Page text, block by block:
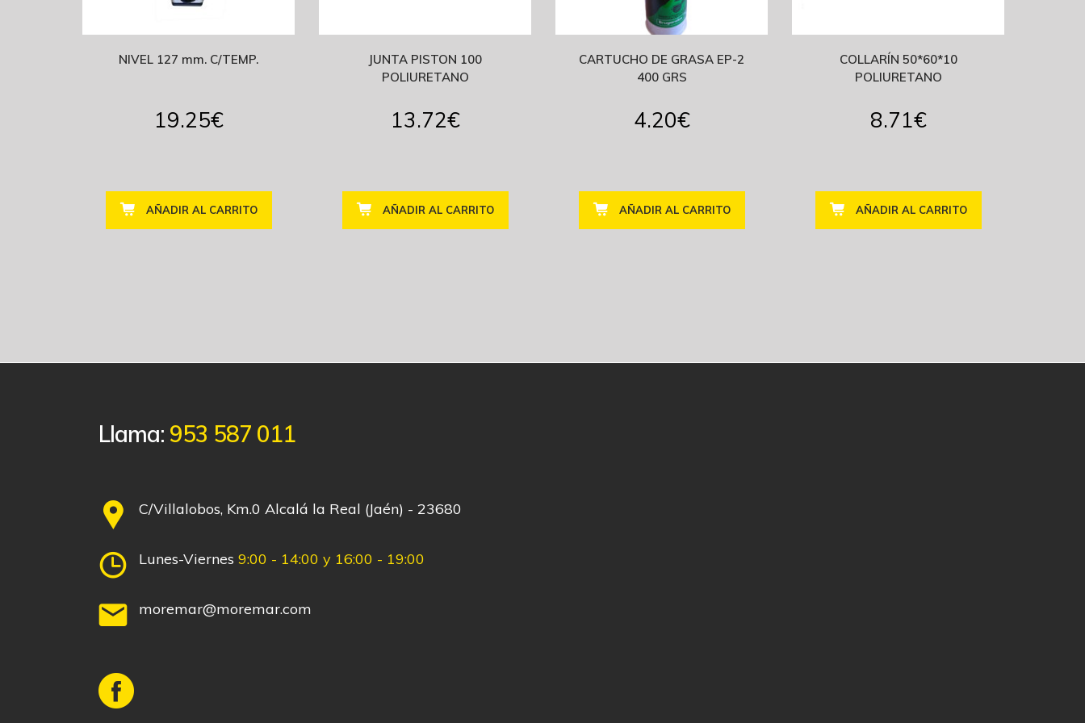
NIVEL 127 mm. C/TEMP.
19.25€
AÑADIR AL CARRITO
JUNTA PISTON 100
POLIURETANO
13.72€
AÑADIR AL CARRITO
CARTUCHO DE GRASA EP-2
400 GRS
4.20€
AÑADIR AL CARRITO
COLLARÍN 50*60*10
POLIURETANO
8.71€
AÑADIR AL CARRITO
Llama: 953 587 011
C/Villalobos, Km.0 Alcalá la Real (Jaén) - 23680
Lunes-Viernes 9:00 - 14:00 y 16:00 - 19:00
moremar@moremar.com